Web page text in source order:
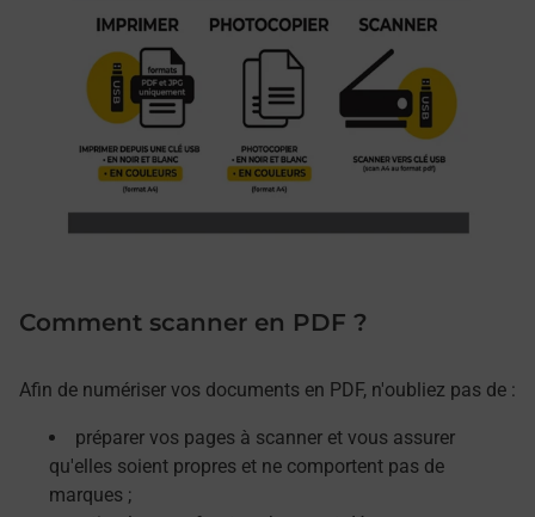
Comment scanner en PDF ?
Afin de numériser vos documents en PDF, n'oubliez pas de :
préparer vos pages à scanner et vous assurer
qu'elles soient propres et ne comportent pas de
marques ;